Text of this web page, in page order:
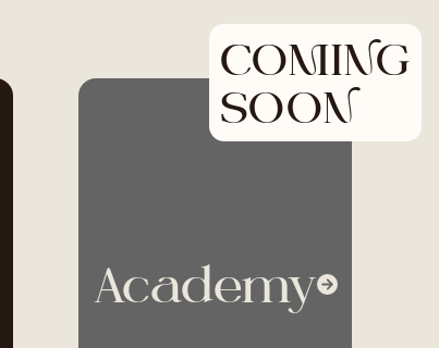
COMING
SOON
Academy